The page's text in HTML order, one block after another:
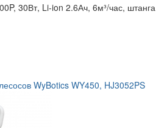
30Вт, Li-ion 2.6Ач, 6м³/час, штанга
WyBotics WY450, HJ3052PS